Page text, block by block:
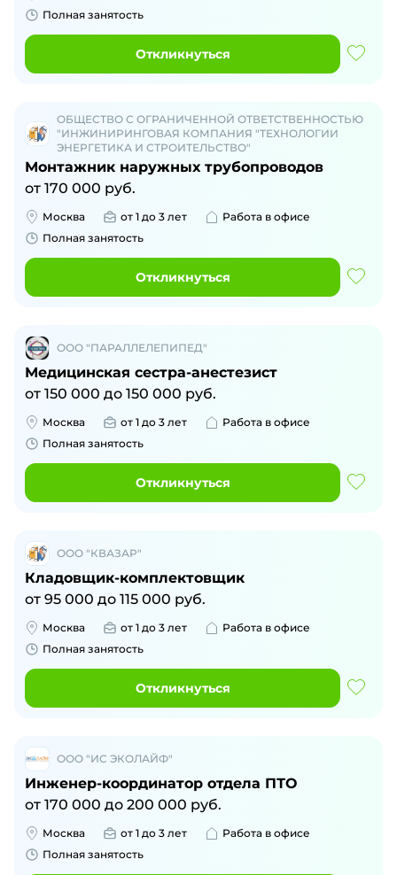
Полная занятость
Откликнуться
ОБЩЕСТВО С ОГРАНИЧЕННОЙ ОТВЕТСТВЕННОСТЬЮ
"ИНЖИНИРИНГОВАЯ КОМПАНИЯ "ТЕХНОЛОГИИ
ЭНЕРГЕТИКА И СТРОИТЕЛЬСТВО"
Монтажник наружных трубопроводов
от 170 000 руб.
Москва от 1 до 3 лет
Работа в офисе
Полная занятость
Откликнуться
ООО "ПАРАЛЛЕЛЕПИПЕД"
Медицинская сестра-анестезист
от 150 000 до 150 000 руб.
Москва от 1 до 3 лет
Работа в офисе
Полная занятость
Откликнуться
ООО "КВАЗАР"
Кладовщик-комплектовщик
от 95 000 до 115 000 руб.
Москва от 1 до 3 лет
Работа в офисе
Полная занятость
Откликнуться
ООО "ИС ЭКОЛАЙФ"
Инженер-координатор отдела ПТО
от 170 000 до 200 000 руб.
Москва от 1 до 3 лет
Работа в офисе
Полная занятость